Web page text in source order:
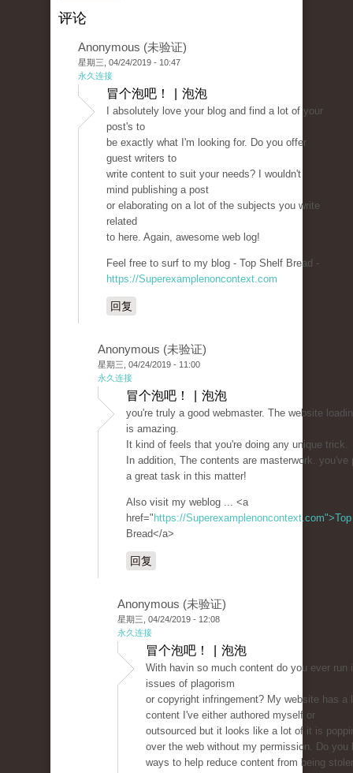
评论
Anonymous (未验证)
星期三, 04/24/2019 - 10:47
永久连接
冒个泡吧！ | 泡泡
I absolutely love your blog and find a lot of your
post's to
be exactly what I'm looking for. Do you offer
guest writers to
write content to suit your needs? I wouldn't
mind publishing a post
or elaborating on a lot of the subjects you write
related
to here. Again, awesome web log!
Feel free to surf to my blog - Top Shelf Bread -
https://Superexamplenoncontext.com
回复
Anonymous (未验证)
星期三, 04/24/2019 - 11:00
永久连接
冒个泡吧！ | 泡泡
you're truly a good webmaster. The website
is amazing.
It kind of feels that you're doing any unique trick.
In addition, The contents are masterwork. you've
a great task in this matter!
Also visit my weblog ... <a
href=" https://Superexamplenoncontext.com">Top
Bread</a>
回复
Anonymous (未验证)
星期三, 04/24/2019 - 12:08
永久连接
冒个泡吧！ | 泡泡
With havin so much content do you ever run
issues of plagorism
or copyright infringement? My website has a
content I've either authored myself or
outsourced but it looks like a lot of it is
over the web without my permission. Do you
ways to help reduce content from being